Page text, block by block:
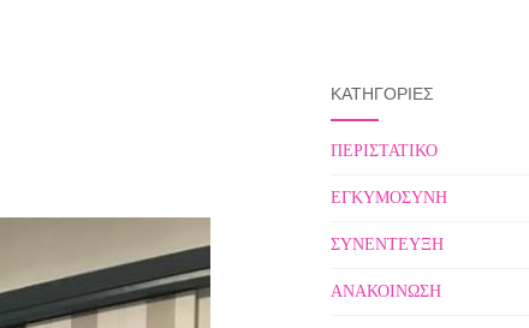
ΚΑΤΗΓΟΡΙΕΣ
ΠΕΡΙΣΤΑΤΙΚΟ
ΕΓΚΥΜΟΣΥΝΗ
ΣΥΝΕΝΤΕΥΞΗ
ΑΝΑΚΟΙΝΩΣΗ